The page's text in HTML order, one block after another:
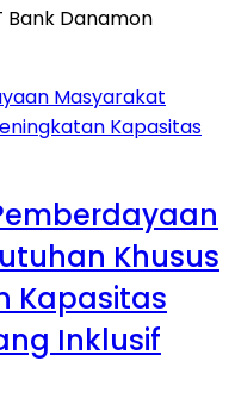
Bank Danamon
Khusus
Kapasitas
Inklusif